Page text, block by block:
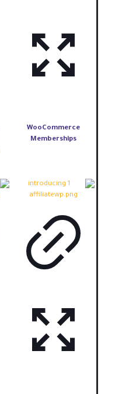
WooCommerce
Memberships